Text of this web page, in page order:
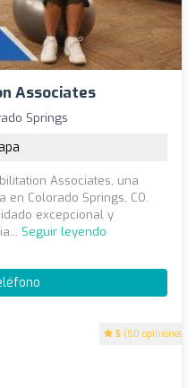
Associates
5 (50 opiniones)
Springs
Associates, una
Colorado Springs, CO.
excepcional y
Seguir leyendo